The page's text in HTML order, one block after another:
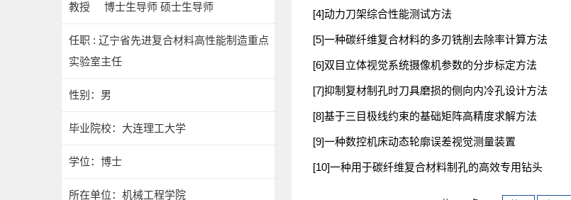
教授 博士生导师 硕士生导师
任职 : 辽宁省先进复合材料高性能制造重点
实验室主任
性别：男
毕业院校：大连理工大学
学位：博士
所在单位：机械工程学院
[4]动力刀架综合性能测试方法
[5]一种碳纤维复合材料的多刃铣削去除率计算方法
[6]双目立体视觉系统摄像机参数的分步标定方法
[7]抑制复材制孔时刀具磨损的侧向内冷孔设计方法
[8]基于三目极线约束的基础矩阵高精度求解方法
[9]一种数控机床动态轮廓误差视觉测量装置
[10]一种用于碳纤维复合材料制孔的高效专用钻头